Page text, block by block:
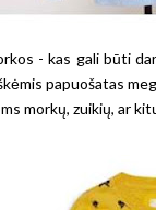
- kas gali būti
papuošatas
morkų, zuikių, ar